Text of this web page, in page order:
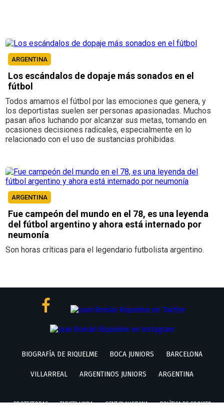
ARGENTINA
Los escándalos de dopaje más sonados en el
fútbol
Todos amamos el fútbol por las emociones que genera, y
los deportistas suelen ser personas apasionadas. Muchos
pasan años luchando por alcanzar sus metas, tomando en
ocasiones decisiones radicales, especialmente en lo
relacionado con el uso de sustancias prohibidas.
ARGENTINA
Fue campeón del mundo en el 78, es una leyenda
del fútbol argentino y ahora está internado por
neumonía
Son horas críticas para el legendario futbolista argentino.
BIOGRAFÍA DE RIQUELME BOCA JUNIORS BARCELONA
VILLARREAL ARGENTINOS JUNIORS ARGENTINA